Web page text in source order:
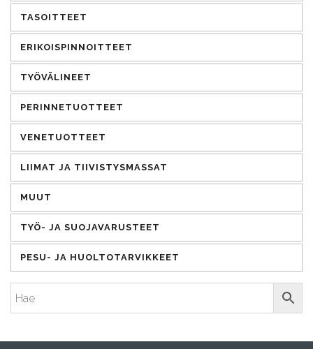
TASOITTEET
ERIKOISPINNOITTEET
TYÖVÄLINEET
PERINNETUOTTEET
VENETUOTTEET
LIIMAT JA TIIVISTYSMASSAT
MUUT
TYÖ- JA SUOJAVARUSTEET
PESU- JA HUOLTOTARVIKKEET